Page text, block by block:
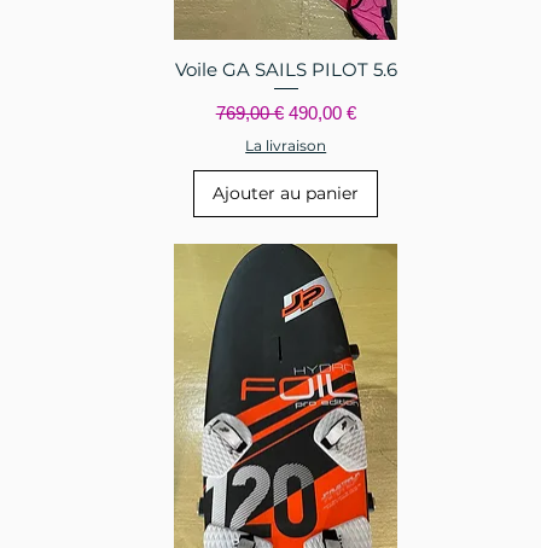
Aperçu rapide
Voile GA SAILS PILOT 5.6
Prix original
769,00 € Prix promotionnel
490,00 €
La livraison
Ajouter au panier